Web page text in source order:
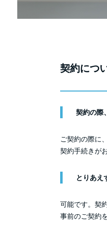
契約につ
契約の際
ご契約の際に
契約手続きが
とりあえ
可能です。契
事前のご契約